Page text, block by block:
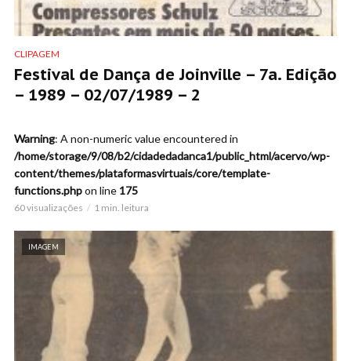
CLIPAGEM
Festival de Dança de Joinville – 7a. Edição
– 1989 – 02/07/1989 – 2
Warning: A non-numeric value encountered in
/home/storage/9/08/b2/cidadedadanca1/public_html/acervo/wp-
content/themes/plataformasvirtuais/core/template-
functions.phpon line 175
60 visualizações 1 min. leitura
IMAGEM